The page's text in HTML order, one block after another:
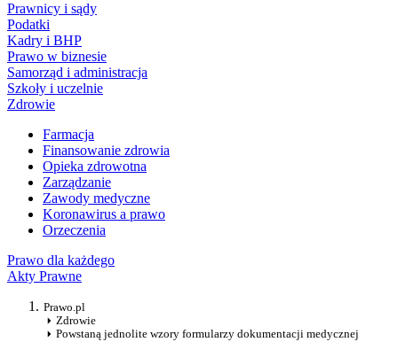
Prawnicy i sądy
Podatki
Kadry i BHP
Prawo w biznesie
Samorząd i administracja
Szkoły i uczelnie
Zdrowie
Farmacja
Finansowanie zdrowia
Opieka zdrowotna
Zarządzanie
Zawody medyczne
Koronawirus a prawo
Orzeczenia
Prawo dla każdego
Akty Prawne
Prawo.pl
Zdrowie
Powstaną jednolite wzory formularzy dokumentacji medycznej